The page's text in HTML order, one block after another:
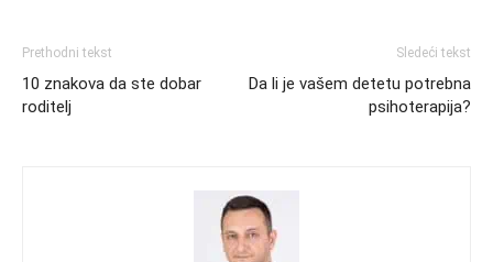
Prethodni tekst
10 znakova da ste dobar
roditelj
Sledeći tekst
Da li je vašem detetu potrebna
psihoterapija?